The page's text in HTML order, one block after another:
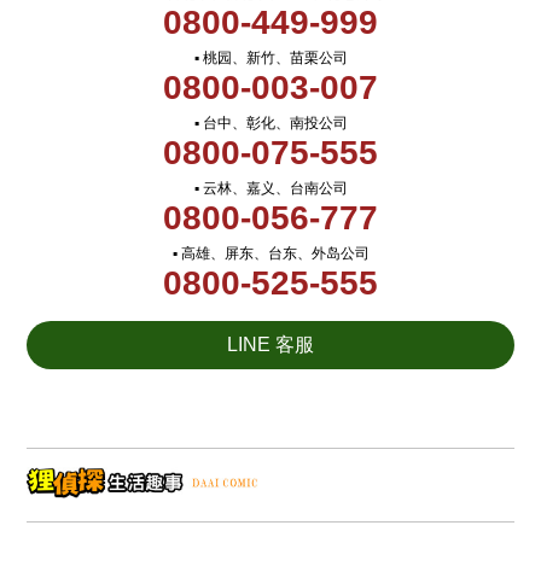
0800-449-999
▪ 桃园、新竹、苗栗公司
0800-003-007
▪ 台中、彰化、南投公司
0800-075-555
▪ 云林、嘉义、台南公司
0800-056-777
▪ 高雄、屏东、台东、外岛公司
0800-525-555
LINE 客服